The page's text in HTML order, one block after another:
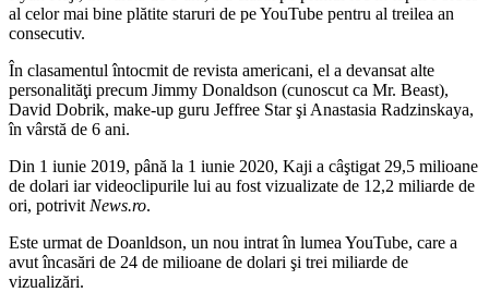
al celor mai bine plătite staruri de pe YouTube pentru al treilea an
consecutiv.
În clasamentul întocmit de revista americani, el a devansat alte
personalităţi precum Jimmy Donaldson (cunoscut ca Mr. Beast),
David Dobrik, make-up guru Jeffree Star şi Anastasia Radzinskaya,
în vârstă de 6 ani.
Din 1 iunie 2019, până la 1 iunie 2020, Kaji a câştigat 29,5 milioane
de dolari iar videoclipurile lui au fost vizualizate de 12,2 miliarde de
ori, potrivit News.ro.
Este urmat de Doanldson, un nou intrat în lumea YouTube, care a
avut încasări de 24 de milioane de dolari şi trei miliarde de
vizualizări.